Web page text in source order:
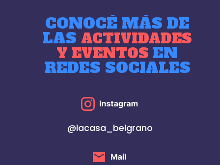
CONOCÉ MÁS DE
LAS ACTIVIDADES
Y EVENTOSEN
REDES SOCIALES
@lacasa_belgrano